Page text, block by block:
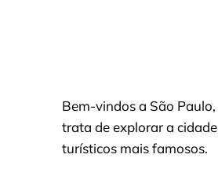
Bem-vindos a São Paulo,
trata de explorar a
turísticos mais famosos.